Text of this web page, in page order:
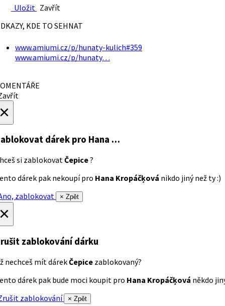
Uložit Zavřít
KDE TO SEHNAT
www.amiumi.cz/p/hunaty-kulich#359
www.amiumi.cz/p/hunaty…
dárek pro Hana …
si zablokovatČepice?
dárek pak nekoupí pro Hana Kropáčķová nikdo jiný než ty :)
zablokovat
× Zpět
zablokování dárku
nechceš mít dárekČepice zablokovaný?
dárek pak bude moci koupit pro Hana Kropáčķová někdo
zablokování
× Zpět